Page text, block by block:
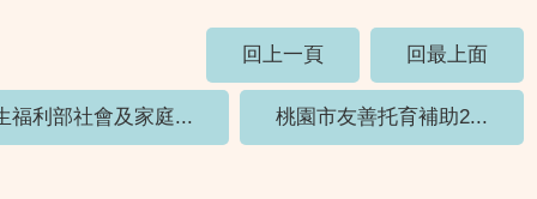
回上一頁 回最上面
福利部社會及家庭... 桃園市友善托育補助2...